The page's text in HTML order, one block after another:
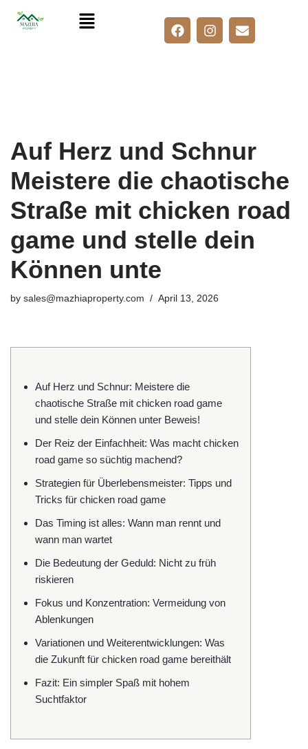
Auf Herz und Schnur
Meistere die chaotische
Straße mit chicken road
game und stelle dein
Können unte
by sales@mazhiaproperty.com April 13, 2026
Auf Herz und Schnur: Meistere die
chaotische Straße mit chicken road game
und stelle dein Können unter Beweis!
Der Reiz der Einfachheit: Was macht chicken
road game so süchtig machend?
Strategien für Überlebensmeister: Tipps und
Tricks für chicken road game
Das Timing ist alles: Wann man rennt und
wann man wartet
Die Bedeutung der Geduld: Nicht zu früh
riskieren
Fokus und Konzentration: Vermeidung von
Ablenkungen
Variationen und Weiterentwicklungen: Was
die Zukunft für chicken road game bereithält
Fazit: Ein simpler Spaß mit hohem
Suchtfaktor